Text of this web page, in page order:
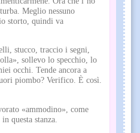
Meglio nessuno
storto, quindi va
stucco, traccio i segni,
sollevo lo specchio, lo
occhi. Tende ancora a
piombo? Verifico. È così.
«ammodino», come
questa stanza.